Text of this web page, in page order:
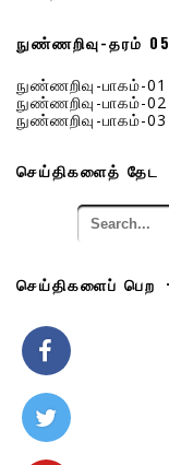
நுண்ணறிவு-தரம் 05
நுண்ணறிவு-பாகம்-01
நுண்ணறிவு-பாகம்-02
நுண்ணறிவு-பாகம்-03
செய்திகளைத் தேட
செய்திகளைப் பெற